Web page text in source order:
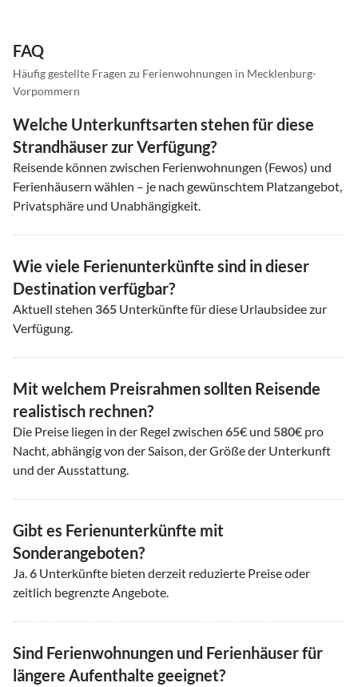
FAQ
Häufig gestellte Fragen zu Ferienwohnungen in Mecklenburg-
Vorpommern
Welche Unterkunftsarten stehen für diese
Strandhäuser zur Verfügung?
Reisende können zwischen Ferienwohnungen (Fewos) und
Ferienhäusern wählen – je nach gewünschtem Platzangebot,
Privatsphäre und Unabhängigkeit.
Wie viele Ferienunterkünfte sind in dieser
Destination verfügbar?
Aktuell stehen 365 Unterkünfte für diese Urlaubsidee zur
Verfügung.
Mit welchem Preisrahmen sollten Reisende
realistisch rechnen?
Die Preise liegen in der Regel zwischen 65€ und 580€ pro
Nacht, abhängig von der Saison, der Größe der Unterkunft
und der Ausstattung.
Gibt es Ferienunterkünfte mit
Sonderangeboten?
Ja.6 Unterkünfte bieten derzeit reduzierte Preise oder
zeitlich begrenzte Angebote.
Sind Ferienwohnungen und Ferienhäuser für
längere Aufenthalte geeignet?